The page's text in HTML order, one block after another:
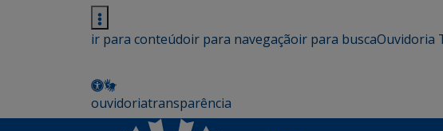
ir para conteúdoir para navegaçãoir para buscaOuvidoria
ouvidoriatransparência